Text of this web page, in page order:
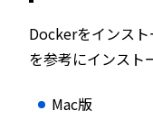
Dockerをインス
を参考にインスト
Mac版